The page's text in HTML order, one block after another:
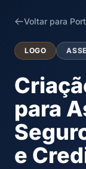
Voltar para
LOGO
para
e